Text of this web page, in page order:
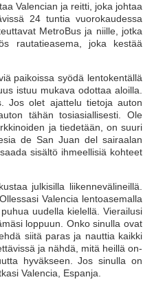
Valencian ja reitti, joka johtaa
24 tuntia vuorokaudessa
MetroBus ja niille, jotka
rautatieasema, joka kestää
paikoissa syödä lentokentällä
istuu mukava odottaa aloilla.
Jos olet ajattelu tietoja auton
tähän tosiasiallisesti. Ole
ja tiedetään, on suuri
de San Juan del sairaalan
sisältö ihmeellisiä kohteet
julkisilla liikennevälineillä.
Valencia lentoasemalla
uudella kielellä. Vierailusi
loppuun. Onko sinulla ovat
siitä paras ja nauttia kaikki
ja nähdä, mitä heillä on-
hyväkseen. Jos sinulla on
Valencia, Espanja.